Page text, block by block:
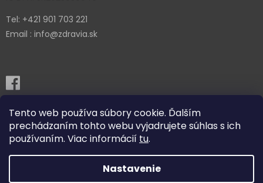
Tento web používa súbory cookie. Ďalším
prechádzaním tohto webu vyjadrujete súhlas s ich
používaním. Viac informácií tu.
Nastavenie
Tel: +421 901 703 221
Email : info@zdravia.sk
Vytvoril Shoptet